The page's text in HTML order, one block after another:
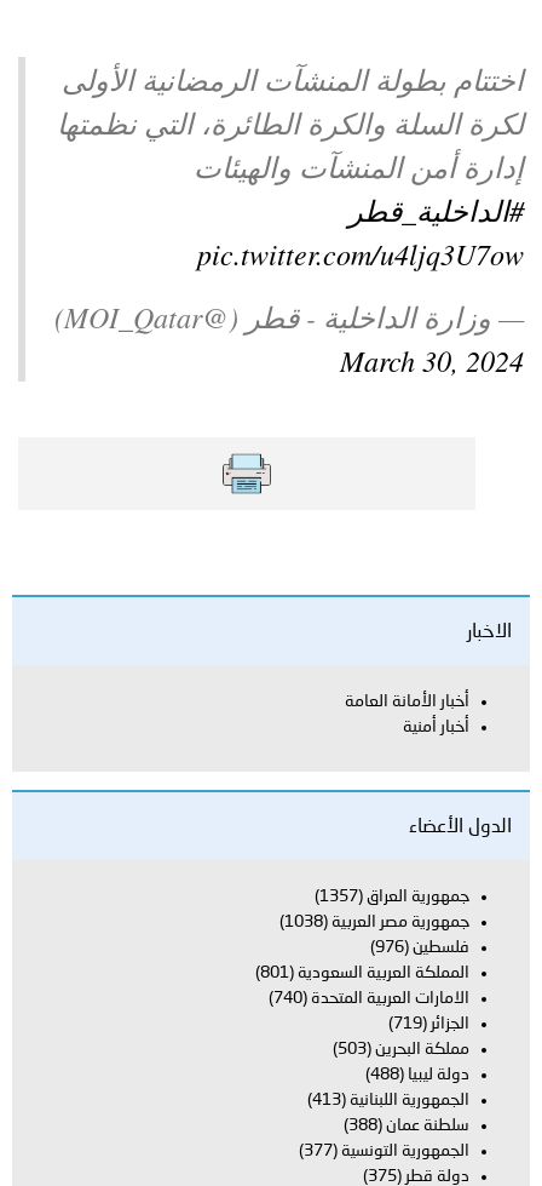
اختتام بطولة المنشآت الرمضانية الأولى
لكرة السلة والكرة الطائرة، التي نظمتها
إدارة أمن المنشآت والهيئات
#الداخلية_قطر
pic.twitter.com/u4ljq3U7ow
— وزارة الداخلية - قطر (@MOI_Qatar)
March 30, 2024
الاخبار
أخبار الأمانة العامة
أخبار أمنية
الدول الأعضاء
جمهورية العراق (1357)
جمهورية مصر العربية (1038)
فلسطين (976)
المملكة العربية السعودية (801)
الامارات العربية المتحدة (740)
الجزائر (719)
مملكة البحرين (503)
دولة ليبيا (488)
الجمهورية اللبنانية (413)
سلطنة عمان (388)
الجمهورية التونسية (377)
دولة قطر (375)